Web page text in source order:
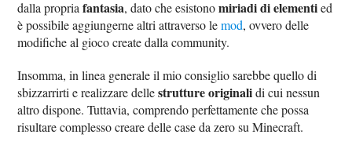
dalla propriafantasia, dato che esistonomiriadi di elementied
è possibile aggiungerne altri attraverso lemod, ovvero delle
modifiche al gioco create dalla community.
Insomma, in linea generale il mio consiglio sarebbe quello di
sbizzarrirti e realizzare dellestrutture originalidi cui nessun
altro dispone. Tuttavia, comprendo perfettamente che possa
risultare complesso creare delle case da zero su Minecraft.